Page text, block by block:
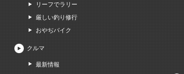
リーフでラリー
厳しい釣り修行
おやぢバイク
クルマ
最新情報